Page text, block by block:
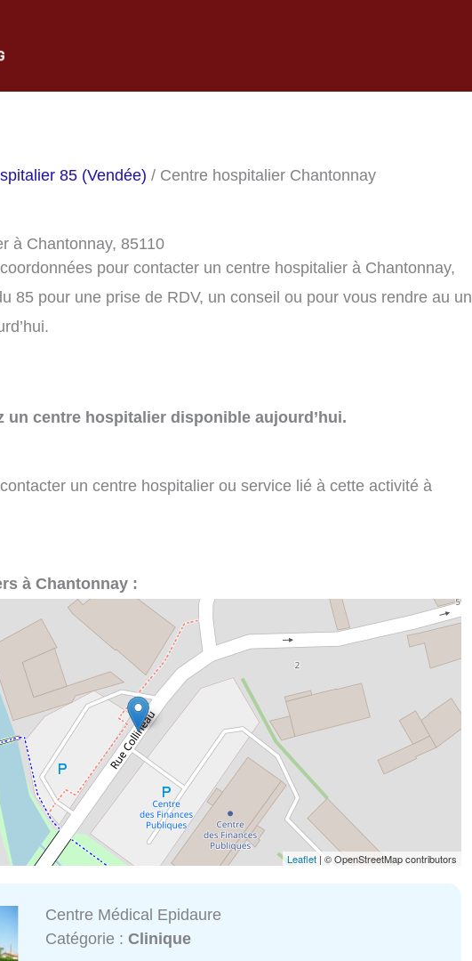
85 (Vendée) / Centre hospitalier Chantonnay
à Chantonnay, 85110
pour contacter un centre hospitalier à Chantonnay,
85 pour une prise de RDV, un conseil ou pour vous rendre au un
un centre hospitalier disponible aujourd’hui.
un centre hospitalier ou service lié à cette activité à
à Chantonnay :
Leaflet | © OpenStreetMap contributors
Centre Médical Epidaure
Catégorie :Clinique